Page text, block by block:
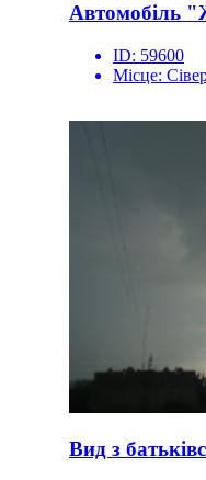
Автомобіль
ID: 59600
Місце:
Вид з